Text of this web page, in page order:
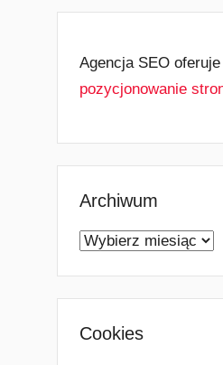
Agencja SEO
pozycjonowanie
Archiwum
Archiwum
Cookies